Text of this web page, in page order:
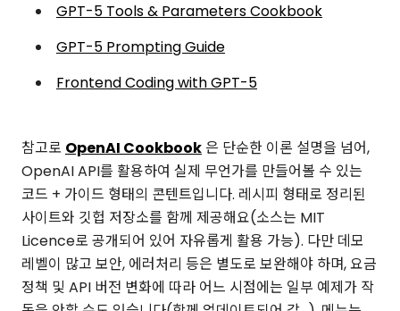
GPT-5 Tools & Parameters Cookbook
GPT-5 Prompting Guide
Frontend Coding with GPT-5
참고로 OpenAI Cookbook 은 단순한 이론 설명을 넘어,
OpenAI API를 활용하여 실제 무언가를 만들어볼 수 있는
코드 + 가이드 형태의 콘텐트입니다. 레시피 형태로 정리된
사이트와 깃헙 저장소를 함께 제공해요(소스는 MIT
Licence로 공개되어 있어 자유롭게 활용 가능). 다만 데모
레벨이 많고 보안, 에러처리 등은 별도로 보완해야 하며, 요금
정책 및 API 버전 변화에 따라 어느 시점에는 일부 예제가 작